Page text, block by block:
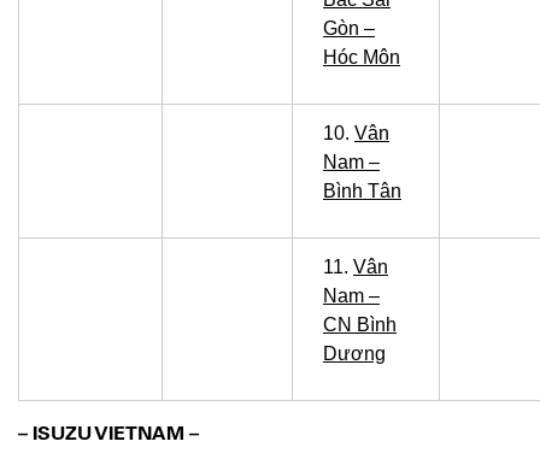
Gòn –
Hóc Môn
10. Vân
Nam –
Bình Tân
11. Vân
Nam –
CN Bình
Dương
– ISUZU VIETNAM –